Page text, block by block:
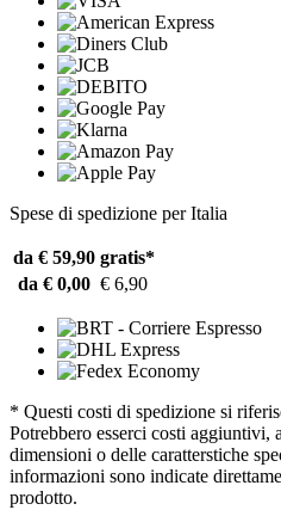
Spese di spedizione per Italia
da € 59,90 gratis*
da € 0,00 € 6,90
* Questi costi di spedizione si
Potrebbero esserci costi aggiuntivi,
dimensioni o delle caratterstiche
informazioni sono indicate
prodotto.